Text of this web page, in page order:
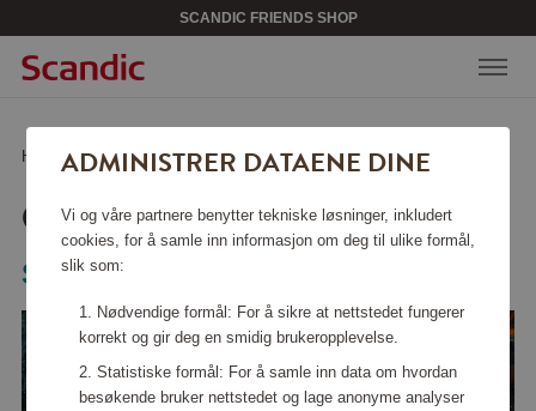
SCANDIC FRIENDS SHOP
Hjem /Kjøkkentilbehør/Stekepanner/Outdoor Grillplate
OUTDOOR GRILLPLATE
Satake
ADMINISTRER DATAENE DINE
Vi og våre partnere benytter tekniske løsninger, inkludert
cookies, for å samle inn informasjon om deg til ulike formål,
slik som:
Nødvendige formål: For å sikre at nettstedet fungerer
korrekt og gir deg en smidig brukeropplevelse.
Statistiske formål: For å samle inn data om hvordan
besøkende bruker nettstedet og lage anonyme analyser